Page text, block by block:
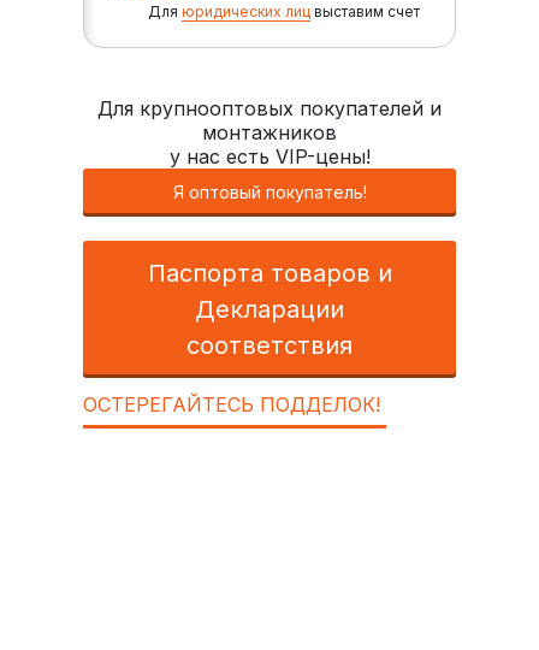
Дляюридических лиц выставим счет
Для крупнооптовых покупателей и
монтажников
у нас есть VIP-цены!
Я оптовый покупатель!
Паспорта товаров и
Декларации
соответствия
ОСТЕРЕГАЙТЕСЬ ПОДДЕЛОК!